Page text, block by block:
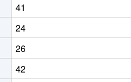
41
24
26
42